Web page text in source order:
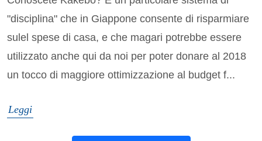
"disciplina" che in Giappone consente di risparmiare
sulel spese di casa, e che magari potrebbe essere
utilizzato anche qui da noi per poter donare al 2018
un tocco di maggiore ottimizzazione al budget f...
Leggi